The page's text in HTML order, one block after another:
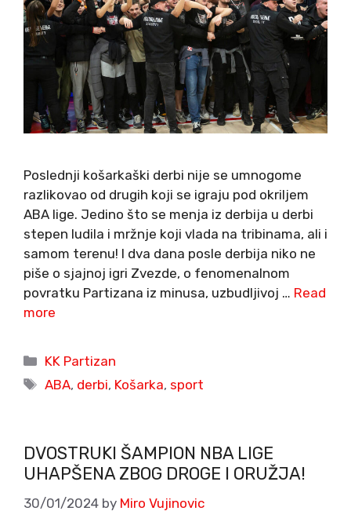
Poslednji košarkaški derbi nije se umnogome
razlikovao od drugih koji se igraju pod okriljem
ABA lige. Jedino što se menja iz derbija u derbi
stepen ludila i mržnje koji vlada na tribinama, ali i
samom terenu! I dva dana posle derbija niko ne
piše o sjajnoj igri Zvezde, o fenomenalnom
povratku Partizana iz minusa, uzbudljivoj … Read
more
Categories
KK Partizan
Tags
ABA, derbi, Košarka, sport
DVOSTRUKI ŠAMPION NBA LIGE
UHAPŠENA ZBOG DROGE I ORUŽJA!
30/01/2024 by Miro Vujinovic